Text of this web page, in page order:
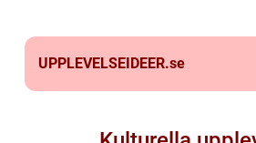
UPPLEVELSEIDEER.se